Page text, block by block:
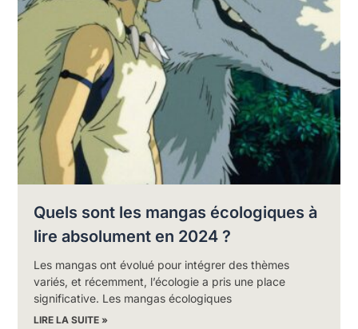
Quels sont les mangas écologiques à
lire absolument en 2024 ?
Les mangas ont évolué pour intégrer des thèmes
variés, et récemment, l’écologie a pris une place
significative. Les mangas écologiques
LIRE LA SUITE »